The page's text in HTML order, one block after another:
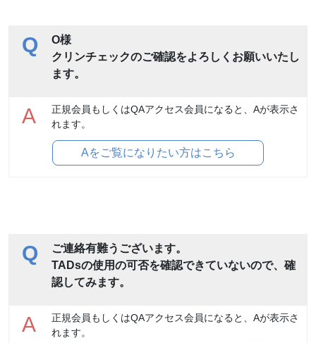
Q
O様
クリンチェックのご確認をよろしくお願いいたし
ます。
A
正規会員もしくはQAアクセス会員になると、Aが表示さ
れます。
Aをご覧になりたい方はこちら
Q
ご連絡有難うございます。
TADsの使用の可否を確認できていないので、確
認してみます。
A
正規会員もしくはQAアクセス会員になると、Aが表示さ
れます。